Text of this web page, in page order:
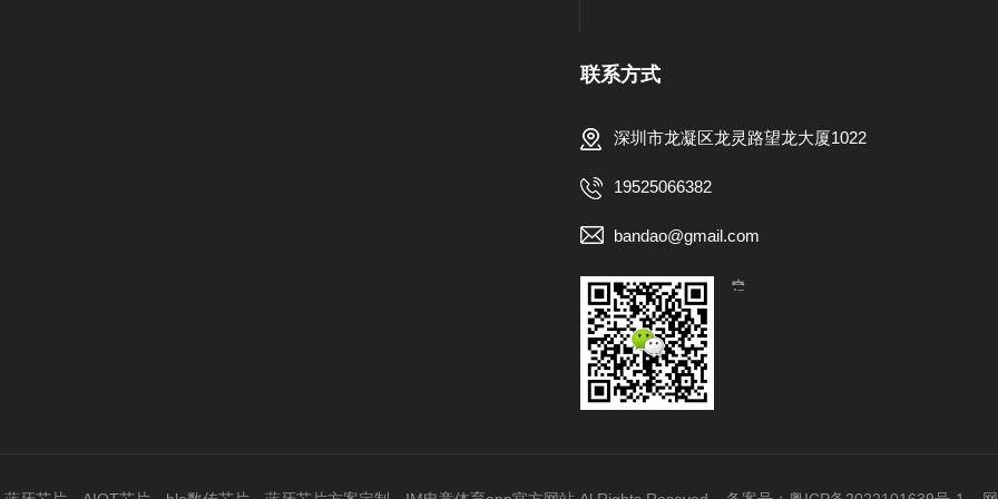
联系方式
深圳市龙凝区龙灵路望龙大厦1022
19525066382
bandao@gmail.com
【扫一扫，关注我们】